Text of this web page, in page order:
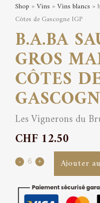
Shop »Vins »Vins blancs »
Côtes de Gascogne IGP
B.A.BA
GROS
CÔTES
Les Vignerons du
CHF 12.50
b.a.ba
Ajouter